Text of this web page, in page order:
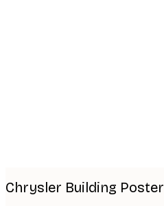
Chrysler Building Poster